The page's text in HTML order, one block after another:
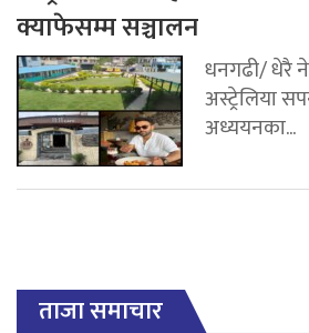
क्याफेसम्म सञ्चालन
धनगढी/ धेरै
अस्ट्रेलिया
अध्ययनका...
ताजा समाचार